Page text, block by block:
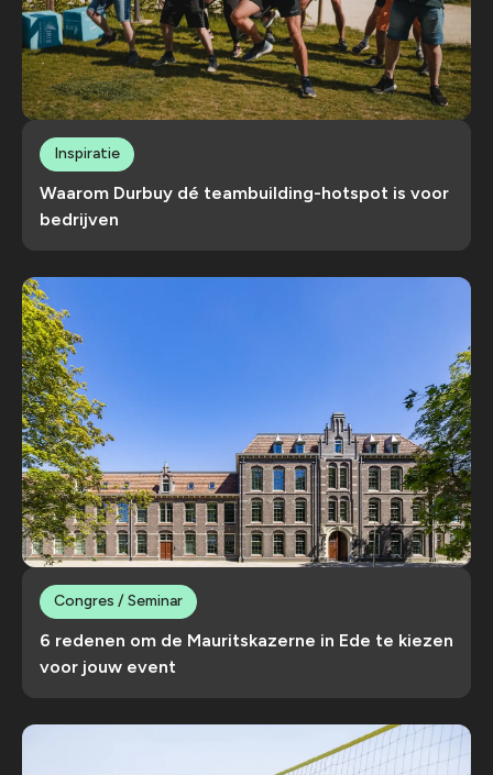
Waarom Durbuy dé teambuilding-hotspot is voor
bedrijven
Inspiratie
6 redenen om de Mauritskazerne in Ede te kiezen
voor jouw event
Congres / Seminar